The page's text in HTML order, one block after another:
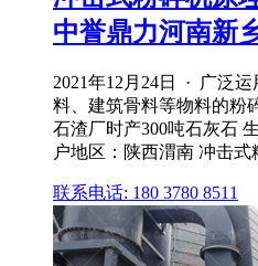
中誉鼎力河南新
2021年12月24日 · 广泛
料、建筑骨料等物料的粉
石渣厂时产300吨石灰石
户地区：陕西渭南 冲击式
联系电话: 180 3780 8511